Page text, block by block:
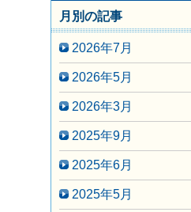
月別の記事
2026年7月
2026年5月
2026年3月
2025年9月
2025年6月
2025年5月